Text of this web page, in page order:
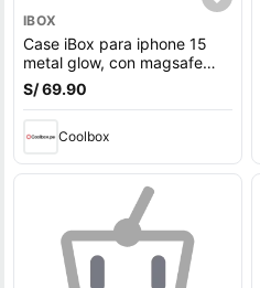
IBOX
Case iBox para iphone 15
metal glow, con magsafe
para carga inalámbrica, con
soporte en cámara, rosado
S/ 69.90
Coolbox